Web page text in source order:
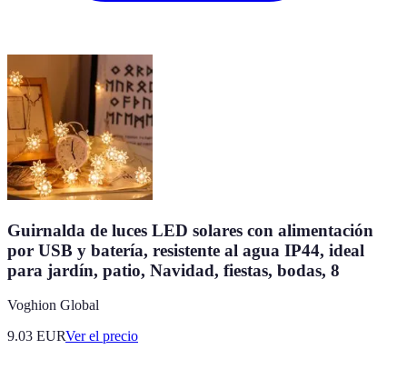
Guirnalda de luces LED solares con alimentación
por USB y batería, resistente al agua IP44, ideal
para jardín, patio, Navidad, fiestas, bodas, 8
Voghion Global
9.03 EURVer el precio